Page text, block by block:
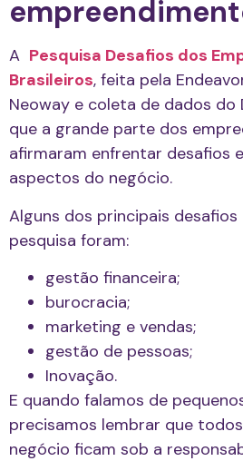
A Pesquisa Desafios dos
Brasileiros, feita pela
Neoway e coleta de dados do
que a grande parte dos
afirmaram enfrentar desafios
aspectos do negócio.
Alguns dos principais
pesquisa foram:
gestão financeira;
burocracia;
marketing e vendas;
gestão de pessoas;
Inovação.
E quando falamos de
precisamos lembrar que
negócio ficam sob a